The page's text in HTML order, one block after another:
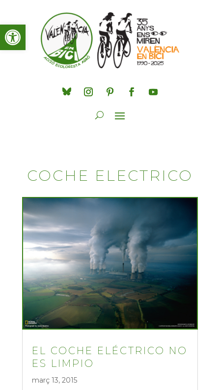
Obre la barra d'eines
COCHE ELECTRICO
EL COCHE ELÉCTRICO NO
ES LIMPIO
març 13, 2015